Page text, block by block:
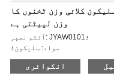
کلائی وزن ٹخنوں کا
وزن لپیٹتی ہے
آئٹم نمبر: JYAW0101؛
مواد: سلیکون؛
سائز: 265*73*14mm؛
وزن: 0.5kg*2pcs/1lb*2pcs
انکوائری